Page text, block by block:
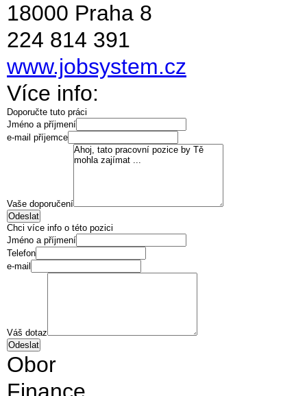
18000 Praha 8
224 814 391
www.jobsystem.cz
Více info:
Doporučte tuto práci
Jméno a příjmení
e-mail příjemce
Vaše doporučení
Chci více info o této pozici
Jméno a příjmení
Telefon
e-mail
Váš dotaz
Obor